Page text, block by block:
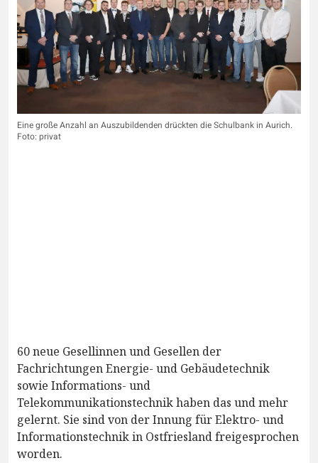
Eine große Anzahl an Auszubildenden drückten die Schulbank in Aurich.
Foto: privat
60 neue Gesellinnen und Gesellen der
Fachrichtungen Energie- und Gebäudetechnik
sowie Informations- und
Telekommunikationstechnik haben das und mehr
gelernt. Sie sind von der Innung für Elektro- und
Informationstechnik in Ostfriesland freigesprochen
worden.